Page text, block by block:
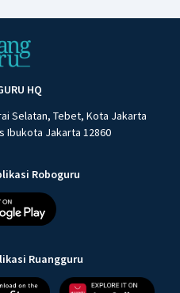
HQ
Selatan, Tebet, Kota Jakarta
Ibukota Jakarta 12860
Roboguru
Ruangguru